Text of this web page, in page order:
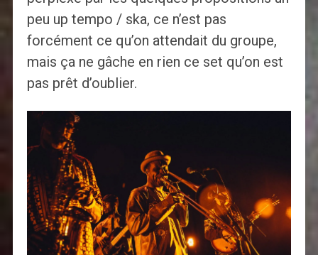
peu up tempo / ska, ce n’est pas
forcément ce qu’on attendait du groupe,
mais ça ne gâche en rien ce set qu’on est
pas prêt d’oublier.